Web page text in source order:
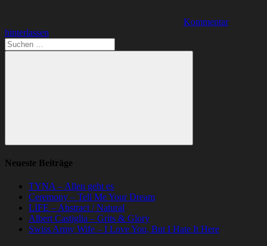
Kommentar
hinterlassen
Suchen
nach:
Suchen
Neueste Beiträge
TYNA – Allen geht es
Ceremony – Tell Me Your Dream
LIFE – Abstract / Natural
Albert Castiglia – Grits & Glory
Swiss Army Wife – I Love You, But I Hate It Here